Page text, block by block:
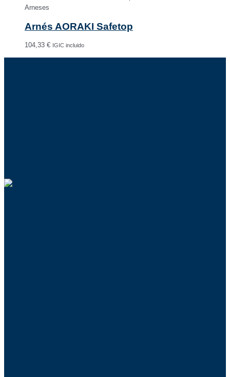
Arneses
Arnés AORAKI Safetop
104,33 € IGIC incluido